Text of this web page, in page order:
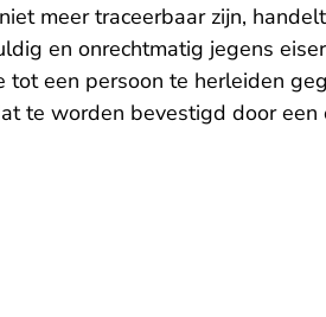
meer traceerbaar zijn,
en onrechtmatig jegens
een persoon te herleiden
te worden bevestigd door een